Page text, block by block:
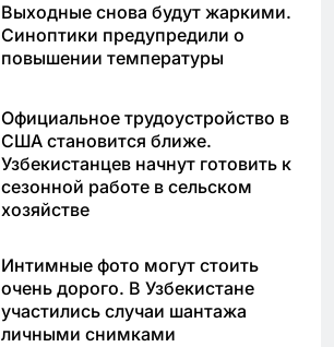
Выходные снова будут жаркими.
Синоптики предупредили о
повышении температуры
Официальное трудоустройство в
США становится ближе.
Узбекистанцев начнут готовить к
сезонной работе в сельском
хозяйстве
Интимные фото могут стоить
очень дорого. В Узбекистане
участились случаи шантажа
личными снимками